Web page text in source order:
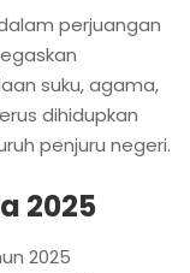
perjuangan
suku, agama,
dihidupkan
penjuru negeri.
2025
2025